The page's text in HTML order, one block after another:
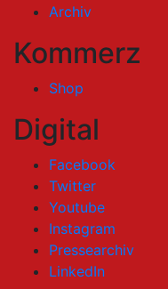
Archiv
Kommerz
Shop
Digital
Facebook
Twitter
Youtube
Instagram
Pressearchiv
LinkedIn